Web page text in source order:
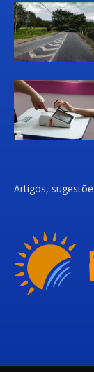
Artigos,